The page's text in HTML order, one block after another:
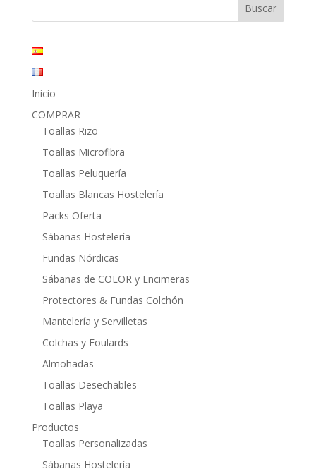
Inicio
COMPRAR
Toallas Rizo
Toallas Microfibra
Toallas Peluquería
Toallas Blancas Hostelería
Packs Oferta
Sábanas Hostelería
Fundas Nórdicas
Sábanas de COLOR y Encimeras
Protectores & Fundas Colchón
Mantelería y Servilletas
Colchas y Foulards
Almohadas
Toallas Desechables
Toallas Playa
Productos
Toallas Personalizadas
Sábanas Hostelería